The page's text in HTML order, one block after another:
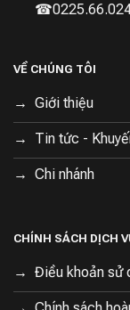
VỀ CHÚNG TÔI
Giới thiệu
Tin tức -
Chi nhánh
CHÍNH SÁCH DỊCH
Điều khoản sử